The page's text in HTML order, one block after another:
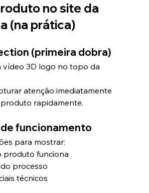
no site da
(na prática)
(primeira dobra)
vídeo 3D logo no topo da
atenção imediatamente
rapidamente.
de funcionamento
para mostrar:
produto funciona
processo
técnicos